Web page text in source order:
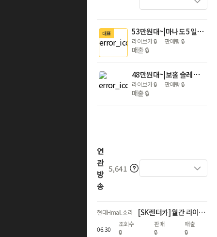
대표 53만원대~|마나도 5일 #NO옵션 #NO쇼핑 #NO팁 #부나켄 아일랜드 #호핑투어 #토모혼 $300상당 혜택
라이브가🔒 판매량🔒
매출 🔒
48만원대~|보홀 솔레아리조트 5/6일 #발리카삭 돌핀왓칭 #호핑투어 #전신마사지 $200상당혜택
라이브가🔒 판매량🔒
매출 🔒
연
관
방
송
5,641
현대Hmall 쇼라 [SK렌터카] 월간 라이브_최대 2개월 렌탈료 무료!
06.30
조회수
🔒
판매
🔒
매출
🔒